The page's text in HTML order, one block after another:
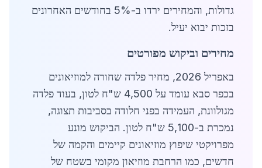
גדולות, והמחירים ירדו ב-5% בחודשים האחרונים
בזכות יבוא יעיל.
מחירים וביקוש מפורטים
באפריל 2026, מחיר פלדה שחורה למוזיאונים
בכפר סבא עומד על 4,500 ש"ח לטון, בעוד פלדה
מגולוונת, העמידה בפני חלודה בסביבות תצוגה,
נמכרת ב-5,100 ש"ח לטון. הביקוש מונע
מפרויקטי שיפוץ מוזיאונים קיימים והקמה של
חדשים, כמו הרחבת מוזיאון מקומי בשטח של